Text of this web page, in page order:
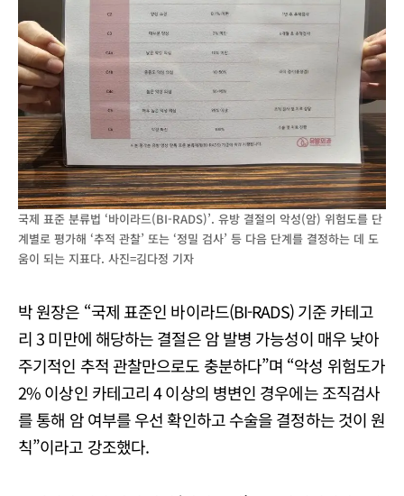
국제 표준 분류법 ‘바이라드(BI-RADS)’. 유방 결절의 악성(암) 위험도를 단
계별로 평가해 ‘추적 관찰’ 또는 ‘정밀 검사’ 등 다음 단계를 결정하는 데 도
움이 되는 지표다. 사진=김다정 기자
박 원장은 “국제 표준인 바이라드(BI-RADS) 기준 카테고
리 3 미만에 해당하는 결절은 암 발병 가능성이 매우 낮아
주기적인 추적 관찰만으로도 충분하다”며 “악성 위험도가
2% 이상인 카테고리 4 이상의 병변인 경우에는 조직검사
를 통해 암 여부를 우선 확인하고 수술을 결정하는 것이 원
칙”이라고 강조했다.